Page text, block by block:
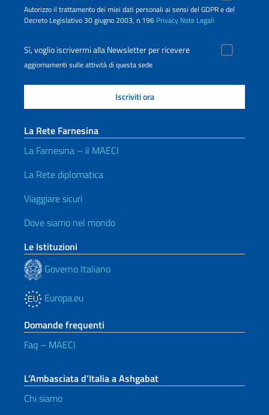
Autorizzo il trattamento dei miei dati personali ai sensi del GDPR e del
Decreto Legislativo 30 giugno 2003, n.196 Privacy Note Legali
Sì, voglio iscrivermi alla Newsletter per ricevere
aggiornamenti sulle attività di questa sede
La Rete Farnesina
La Farnesina – il MAECI
La Rete diplomatica
Viaggiare sicuri
Dove siamo nel mondo
Le Istituzioni
Governo Italiano
Europa.eu
Domande frequenti
Faq – MAECI
L’Ambasciata d’Italia a Ashgabat
Chi siamo